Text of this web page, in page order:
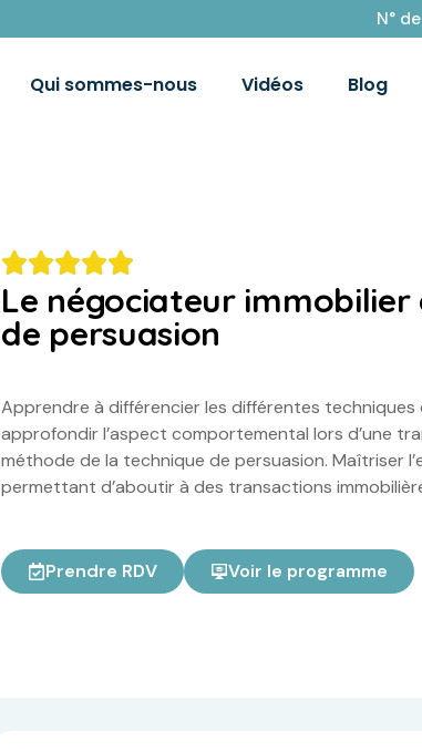
N°
Qui sommes-nous Vidéos Blog
Le négociateur immobilier
de persuasion
Apprendre à différencier les différentes
approfondir l’aspect comportemental lors d’une
méthode de la technique de persuasion. Maîtriser
permettant d’aboutir à des transactions
Prendre RDV Voir le programme